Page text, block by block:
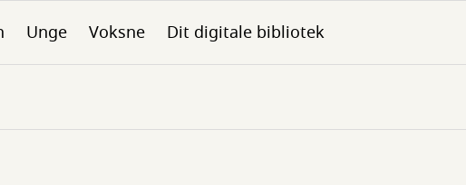
Unge Voksne Dit digitale bibliotek